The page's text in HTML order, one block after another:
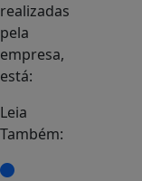
realizadas
pela
empresa,
está:
Leia
Também: